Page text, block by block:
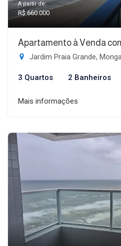
A partir de:
R$ 660.000
Apartamento à Venda
Jardim Praia Grande,
3 Quartos 2 Banheiros
Mais informações